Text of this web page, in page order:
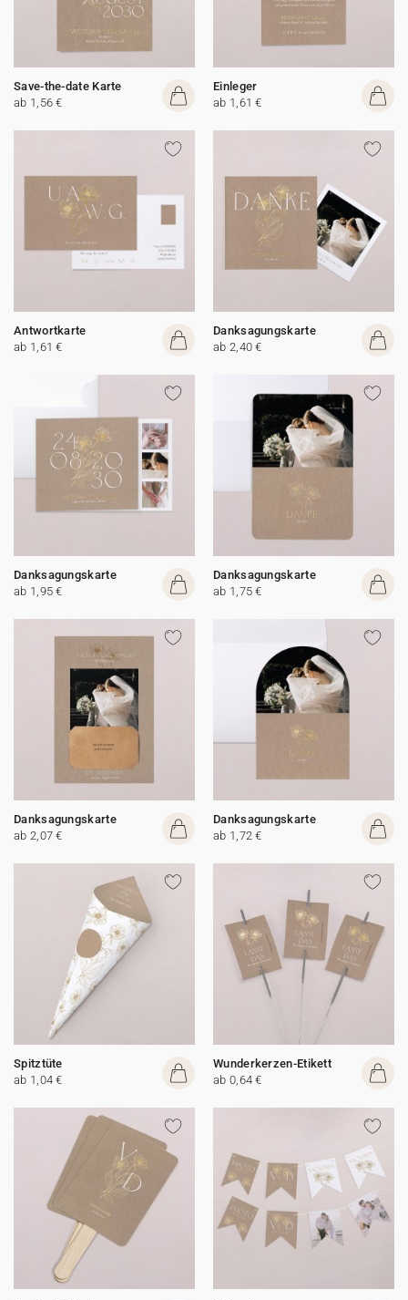
Save-the-date Karte
ab 1,56 €
Einleger
ab 1,61 €
Antwortkarte
ab 1,61 €
Danksagungskarte
ab 2,40 €
Danksagungskarte
ab 1,95 €
Danksagungskarte
ab 1,75 €
Danksagungskarte
ab 2,07 €
Danksagungskarte
ab 1,72 €
Spitztüte
ab 1,04 €
Wunderkerzen-Etikett
ab 0,64 €